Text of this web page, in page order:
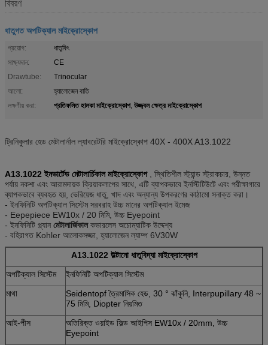
বিবরণ
ধাতুগত অপটিক্যাল মাইক্রোস্কোপ
প্রয়োগ:
ধাতুবিৎ
সাক্ষ্যদান:
CE
Drawtube:
Trinocular
আলো:
হ্যালোজেন বাতি
লক্ষণীয় করা:
প্রতিফলিত হালকা মাইক্রোস্কোপ, উজ্জ্বল ক্ষেত্র মাইক্রোস্কোপ
ট্রিনিকুলার হেড মেটালার্নাল ল্যাবরেটরি মাইক্রোস্কোপ 40X - 400X A13.1022
A13.1022 ইনভার্টেড মেটালার্চিকাল মাইক্রোস্কোপ, স্থিতিশীল স্ট্যান্ড স্ট্রাকচার, উন্নত
পর্যায় নকশা এবং আরামদায়ক ক্রিয়াকলাপের সাথে, এটি ব্যাপকভাবে ইনস্টিটিউটে এবং পরীক্ষাগারে
ব্যাপকভাবে ব্যবহৃত হয়, ভেরিয়েজ ধাতু, খাদ এবং অন্যান্য উপকরণের কাঠামো সনাক্ত করা।
- ইনফিনিটি অপটিক্যাল সিস্টেম সরবরাহ উচ্চ মানের অপটিক্যাল ইমেজ
- Eepepiece EW10x / 20 মিমি, উচ্চ Eyepoint
- ইনফিনিটি প্ল্যান মেটালার্জিকালকভারলেস অচোম্যাটিক উদ্দেশ্য
- বহিরাগত Kohler আলোকসজ্জা, হ্যালোজেন ল্যাম্প 6V30W
A13.1022 উল্টানো ধাতুবিদ্যা মাইক্রোস্কোপ
অপটিক্যাল সিস্টেম
ইনফিনিটি অপটিক্যাল সিস্টেম
মাথা
Seidentopf ত্রৈমাসিক হেড, 30 ° ঝাঁকুনি, Interpupillary 48 ~
75 মিমি, Diopter নিয়মিত
আই-পীস
অতিরিক্ত ওয়াইড ফিল্ড আইপিস EW10x / 20mm, উচ্চ
Eyepoint